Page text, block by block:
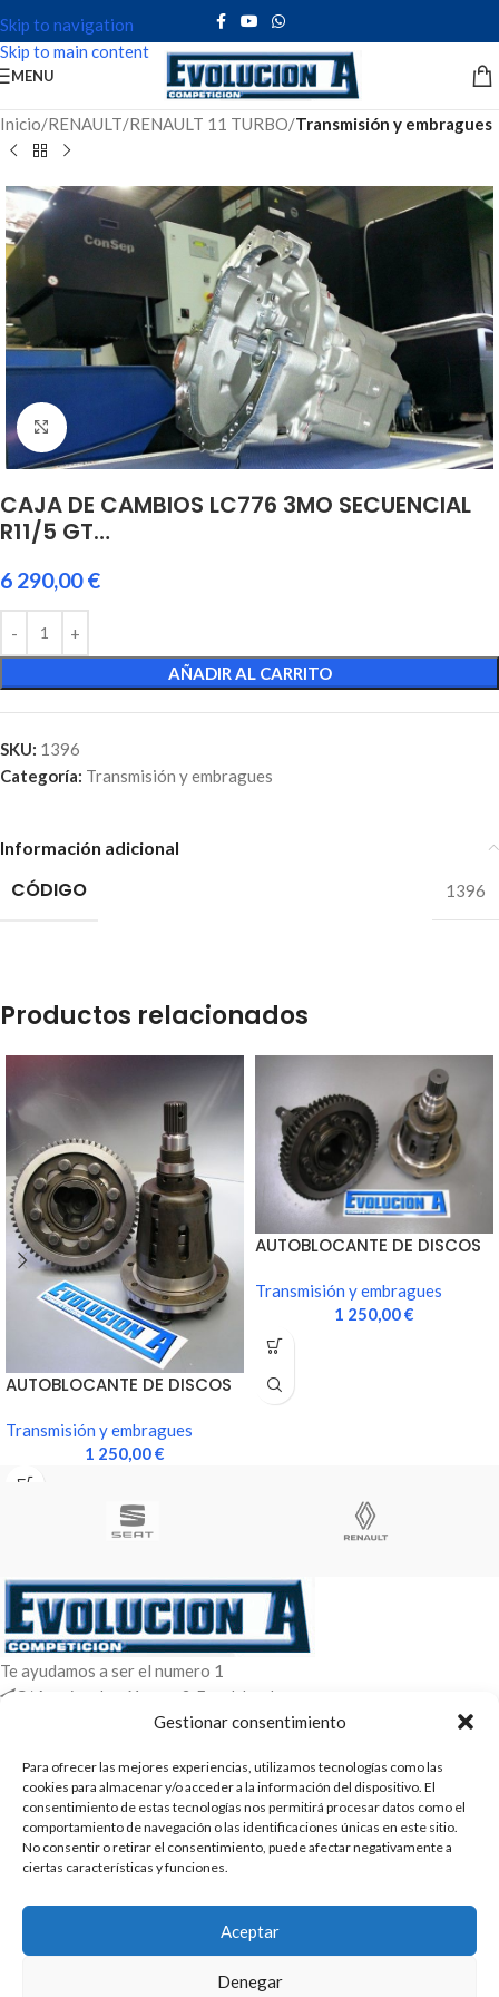
Gestionar consentimiento
Para ofrecer las mejores experiencias, utilizamos tecnologías como las
cookies para almacenar y/o acceder a la información del dispositivo. El
consentimiento de estas tecnologías nos permitirá procesar datos como el
comportamiento de navegación o las identificaciones únicas en este sitio.
No consentir o retirar el consentimiento, puede afectar negativamente a
ciertas características y funciones.
Aceptar
Denegar
Skip to navigation
Skip to main content
MENU
Inicio RENAULT RENAULT 11 TURBO Transmisión y embragues
Click to enlarge
CAJA DE CAMBIOS LC776 3MO SECUENCIAL
R11/5 GT…
6 290,00€
AÑADIR AL CARRITO
SKU: 1396
Categoría: Transmisión y embragues
Información adicional
CÓDIGO 1396
Productos relacionados
AUTOBLOCANTE DE DISCOS
Transmisión y embragues
1 250,00€
AUTOBLOCANTE DE DISCOS
Transmisión y embragues
1 250,00€
Te ayudamos a ser el numero 1
C/ Arquimedes 61 nave 2. Fuenlabrada
WhatsApp +34 670604426
ENTRADAS RECIENTES
POLÍTICAS
2025 | Evolucion-A Competicion: Fabricación y distribución,
comercialización de repuestos para automóvil